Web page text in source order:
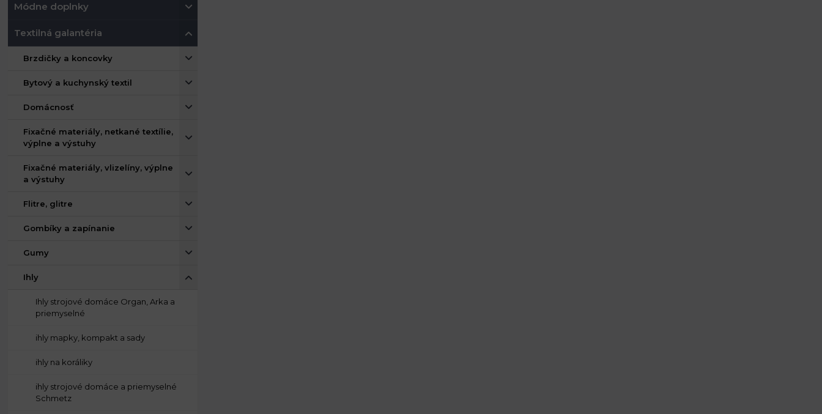
Módne doplnky
Textilná galantéria
Brzdičky a koncovky
Bytový a kuchynský textil
Domácnosť
Fixačné materiály, netkané textílie,
výplne a výstuhy
Fixačné materiály, vlizelíny, výplne
a výstuhy
Flitre, glitre
Gombíky a zapínanie
Gumy
Ihly
Ihly strojové domáce Organ, Arka a
priemyselné
ihly mapky, kompakt a sady
ihly na koráliky
ihly strojové domáce a priemyselné
Schmetz